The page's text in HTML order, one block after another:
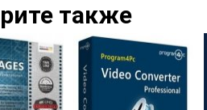
также